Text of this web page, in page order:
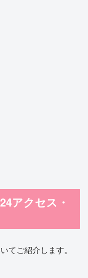
アクセス・
てご紹介します。